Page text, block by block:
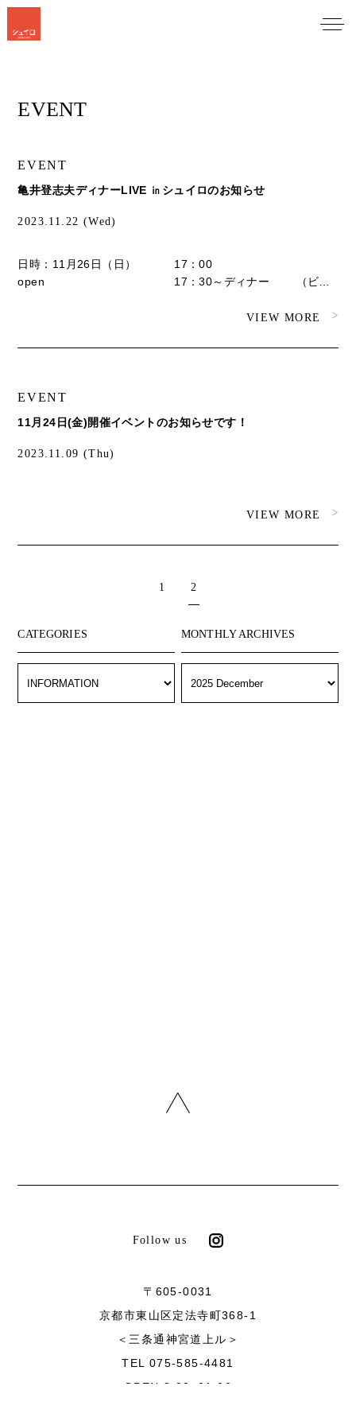
EVENT
CATEGORIES MONTHLY ARCHIVES
EVENT
亀井登志夫ディナーLIVE ㏌シュイロのお知らせ
2023.11.22 (Wed)
日時：11月26日（日） 17：00
open 17：30～ディナー （ビュ
VIEW MORE
EVENT
11月24日(金)開催イベントのお知らせです！
2023.11.09 (Thu)
VIEW MORE
1 2
Follow us
〒605-0031
京都市東山区定法寺町368-1
＜三条通神宮道上ル＞
TEL 075-585-4481
OPEN 8:00~21:00